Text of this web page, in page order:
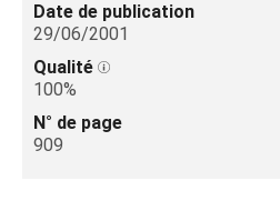
Date de publication
29/06/2001
Qualité
100%
N° de page
909